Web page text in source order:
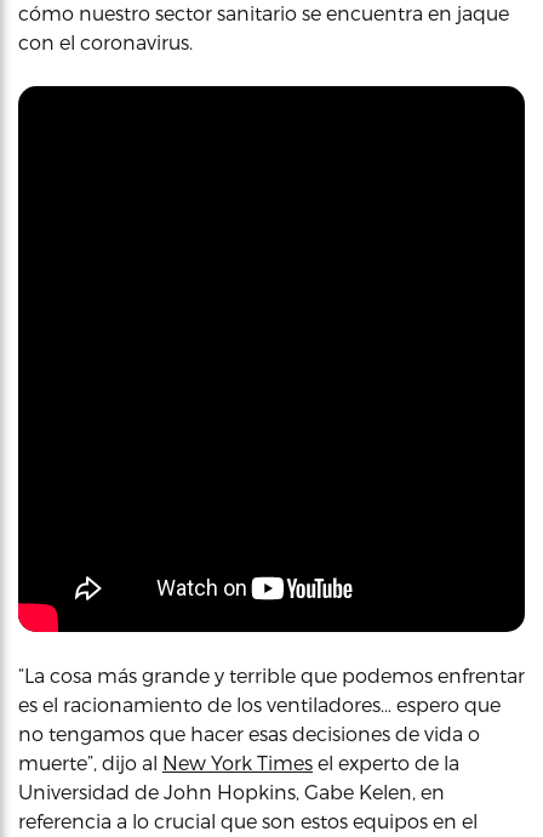
cómo nuestro sector sanitario se encuentra en jaque
con el coronavirus.
“La cosa más grande y terrible que podemos enfrentar
es el racionamiento de los ventiladores… espero que
no tengamos que hacer esas decisiones de vida o
muerte”, dijo al New York Times el experto de la
Universidad de John Hopkins, Gabe Kelen, en
referencia a lo crucial que son estos equipos en el